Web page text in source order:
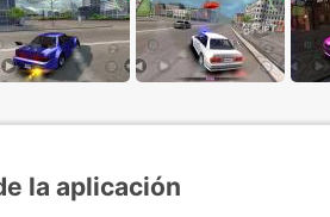
la aplicación